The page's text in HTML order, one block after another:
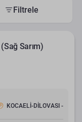
Filtrele
Sarım)
KOCAELİ-DİLOVASI -